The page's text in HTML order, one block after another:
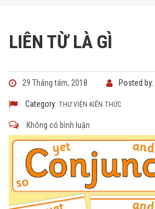
LIÊN TỪ LÀ GÌ
29 Tháng tám, 2018 Posted by:
Category: THƯ VIỆN KIẾN THỨC
Không có bình luận